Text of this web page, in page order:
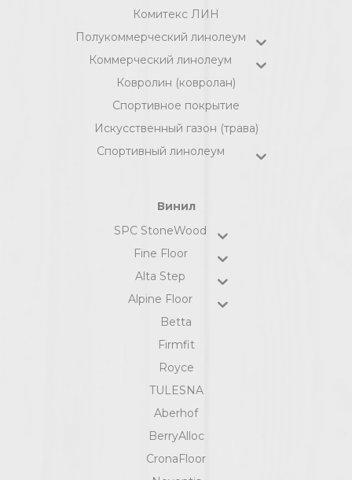
Комитекс ЛИН
Полукоммерческий линолеум
Коммерческий линолеум
Ковролин (ковролан)
Спортивное покрытие
Искусственный газон (трава)
Спортивный линолеум
Винил
SPC StoneWood
Fine Floor
Alta Step
Alpine Floor
Betta
Firmfit
Royce
TULESNA
Aberhof
BerryAlloc
CronaFloor